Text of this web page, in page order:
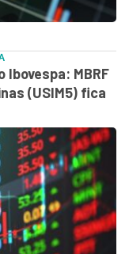
MBRF
(USIM5) fica